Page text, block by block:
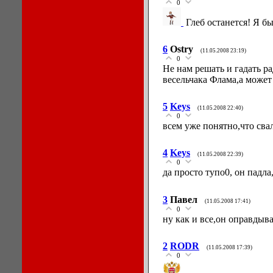
0
Глеб останется! Я
6 Ostry (11.05.2008 23:19)
0
Не нам решать и гадать
весельчака Флама,а
5 Keys (11.05.2008 22:40)
0
всем уже понятно,что
4 Keys (11.05.2008 22:39)
0
да просто тупо0, он
3 Павел (11.05.2008 17:41)
0
ну как и все,он
2 RODR (11.05.2008 17:39)
0